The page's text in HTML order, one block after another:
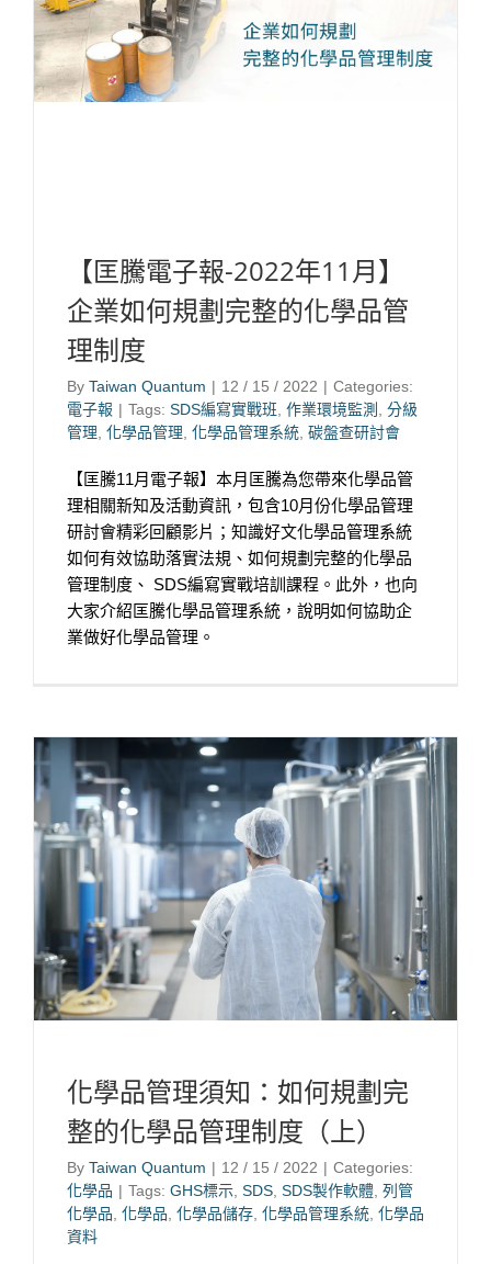
【匡騰電子報-2022年11月】
企業如何規劃完整的化學品管
理制度
By Taiwan Quantum | 12 / 15 / 2022 | Categories:
電子報 | Tags: SDS編寫實戰班, 作業環境監測 , 分級
管理, 化學品管理, 化學品管理系統, 碳盤查研討會
【匡騰11月電子報】本月匡騰為您帶來化學品管
理相關新知及活動資訊，包含10月份化學品管理
研討會精彩回顧影片；知識好文化學品管理系統
如何有效協助落實法規、如何規劃完整的化學品
管理制度、 SDS編寫實戰培訓課程。此外，也向
大家介紹匡騰化學品管理系統，說明如何協助企
業做好化學品管理。
化學品管理須知：如何規劃完
整的化學品管理制度（上）
By Taiwan Quantum | 12 / 15 / 2022 | Categories:
化學品 | Tags: GHS標示, SDS, SDS製作軟體, 列管
化學品, 化學品, 化學品儲存, 化學品管理系統, 化學品
資料